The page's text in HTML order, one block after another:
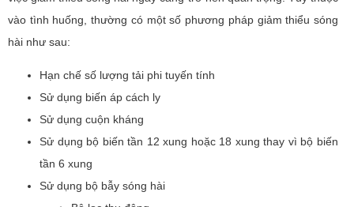
vào tình huống, thường có một số phương pháp giảm thiểu sóng
hài như sau:
Hạn chế số lượng tải phi tuyến tính
Sử dụng biến áp cách ly
Sử dụng cuộn kháng
Sử dụng bộ biến tần 12 xung hoặc 18 xung thay vì bộ biến
tần 6 xung
Sử dụng bộ bẫy sóng hài